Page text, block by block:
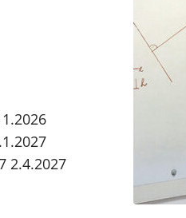
2.4.2027